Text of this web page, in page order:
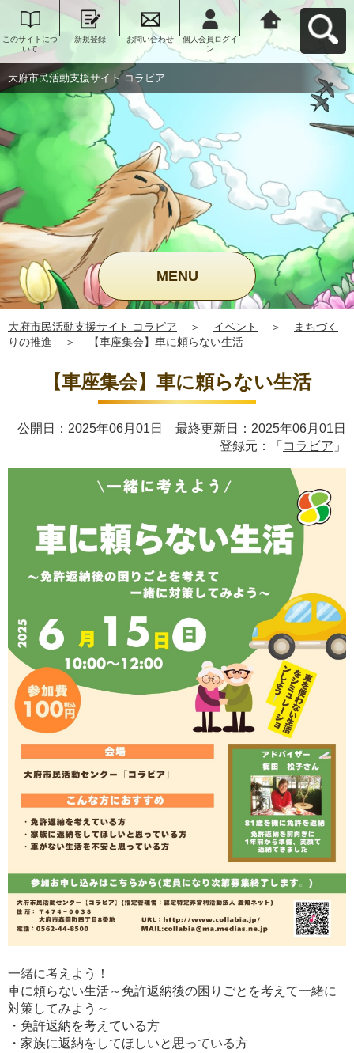
このサイトにつ
いて
新規登録 お問い合わせ
個人会員ログイ
ン
大府市民活動支
援サイト コラビ
アへ戻る
大府市民活動支援サイト コラビア
MENU
大府市民活動支援サイト コラビア ＞ イベント ＞
まちづく
りの推進
＞ 【車座集会】車に頼らない生活
【車座集会】車に頼らない生活
公開日：2025年06月01日 最終更新日：2025年06月01日
登録元：「 コラビア 」
一緒に考えよう！
車に頼らない生活～免許返納後の困りごとを考えて一緒に
対策してみよう～
・免許返納を考えている方
・家族に返納をしてほしいと思っている方